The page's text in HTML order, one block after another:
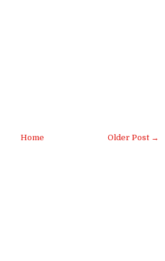
Older Post →
Home